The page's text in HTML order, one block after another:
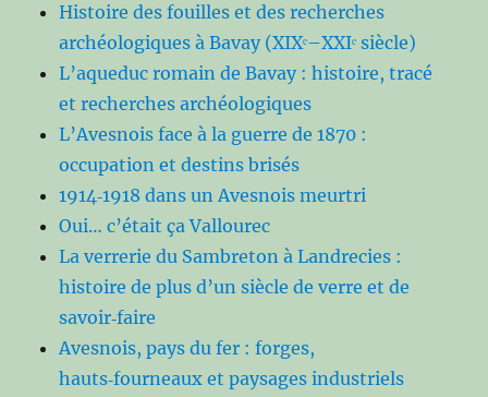
Histoire des fouilles et des recherches
archéologiques à Bavay (XIXᵉ–XXIᵉ siècle)
L’aqueduc romain de Bavay : histoire, tracé
et recherches archéologiques
L’Avesnois face à la guerre de 1870 :
occupation et destins brisés
1914‑1918 dans un Avesnois meurtri
Oui… c’était ça Vallourec
La verrerie du Sambreton à Landrecies :
histoire de plus d’un siècle de verre et de
savoir‑faire
Avesnois, pays du fer : forges,
hauts‑fourneaux et paysages industriels